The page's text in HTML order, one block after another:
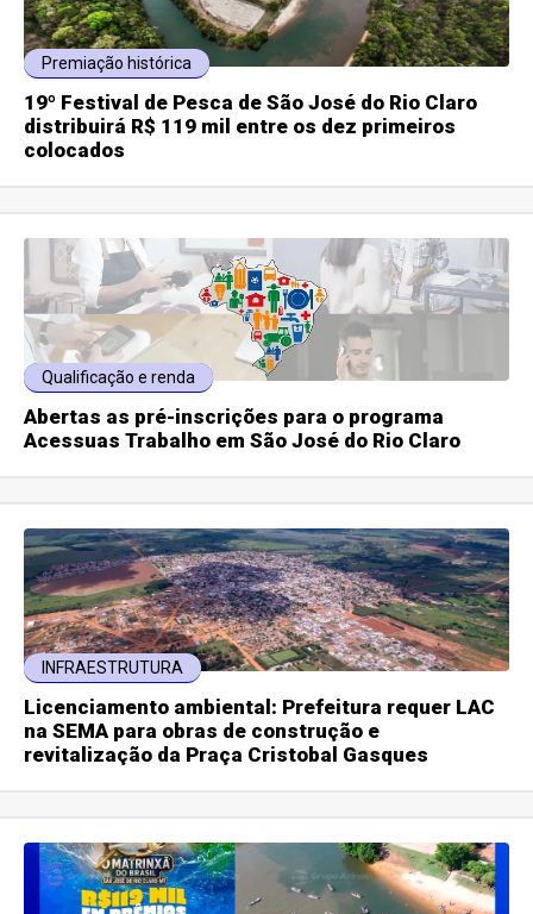
Premiação histórica
19º Festival de Pesca de São José do Rio Claro
distribuirá R$ 119 mil entre os dez primeiros
colocados
Qualificação e renda
Abertas as pré-inscrições para o programa
Acessuas Trabalho em São José do Rio Claro
INFRAESTRUTURA
Licenciamento ambiental: Prefeitura requer LAC
na SEMA para obras de construção e
revitalização da Praça Cristobal Gasques